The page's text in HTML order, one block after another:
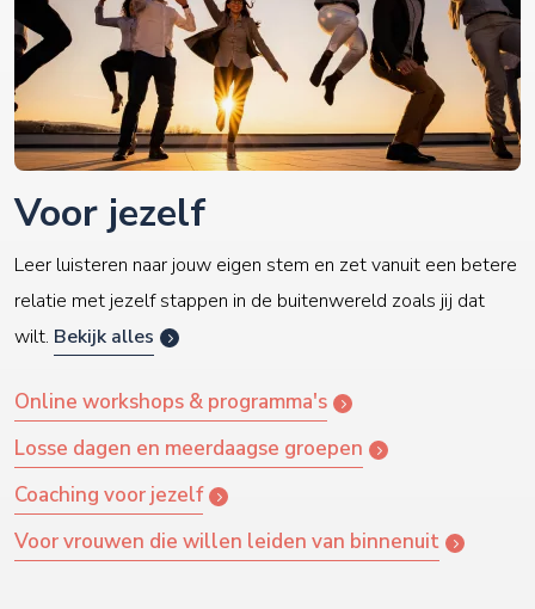
Voor jezelf
Leer luisteren naar jouw eigen stem en zet vanuit een betere
relatie met jezelf stappen in de buitenwereld zoals jij dat
wilt. Bekijk alles
Online workshops & programma's
Losse dagen en meerdaagse groepen
Coaching voor jezelf
Voor vrouwen die willen leiden van binnenuit